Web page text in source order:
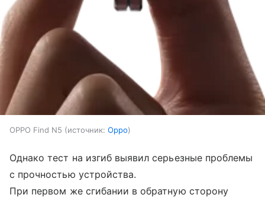
OPPO Find N5 источник: Oppo
Однако тест на изгиб выявил серьезные проблемы
с прочностью устройства.
При первом же сгибании в обратную сторону